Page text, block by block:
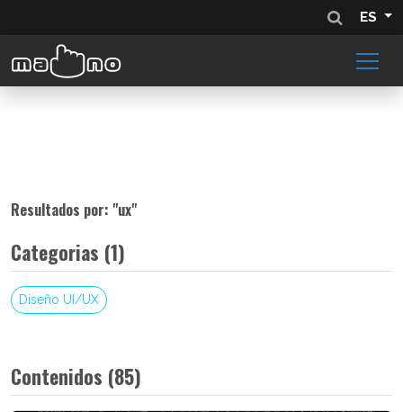
ES
Resultados por: "ux"
Categorias (1)
Diseño UI/UX
Contenidos (85)